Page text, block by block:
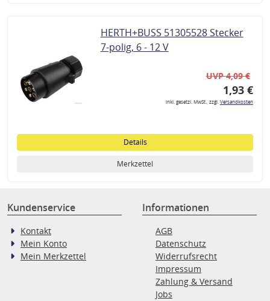
HERTH+BUSS 51305528 Stecker
7-polig, 6 - 12 V
UVP 4,09 €
1,93 €
inkl. gesetzl. MwSt., zzgl.Versandkosten
Details
Merkzettel
Kundenservice
Kontakt
Mein Konto
Mein Merkzettel
Informationen
AGB
Datenschutz
Widerrufsrecht
Impressum
Zahlung & Versand
Jobs